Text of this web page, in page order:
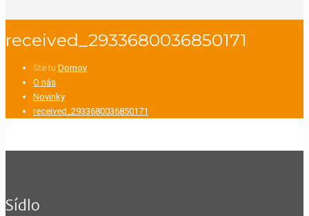
received_2933680036850171
Ste tu:Domov
O nás
Novinky
received_2933680036850171
Sídlo